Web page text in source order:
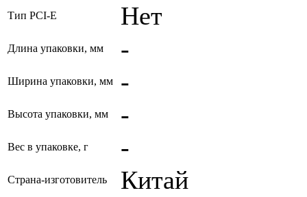
Тип PCI-E Нет
Длина упаковки, мм -
Ширина упаковки, мм -
Высота упаковки, мм -
Вес в упаковке, г -
Страна-изготовитель Китай